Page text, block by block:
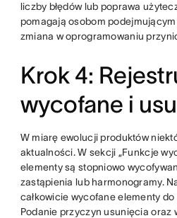
liczby błędów lub poprawa
pomagają osobom
zmiana w oprogramowaniu
Krok 4:
wycofane i
W miarę ewolucji produktów
aktualności. W sekcji „Funkcje
elementy są stopniowo
zastąpienia lub harmonogramy.
całkowicie wycofane elementy
Podanie przyczyn usunięcia oraz